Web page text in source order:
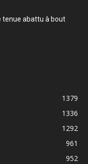
tenue abattu à bout
1379
1336
1292
961
952